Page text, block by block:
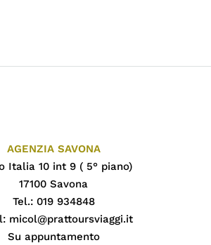
AGENZIA SAVONA
Italia 10 int 9 ( 5° piano)
17100 Savona
Tel.: 019 934848
micol@prattoursviaggi.it
Su appuntamento